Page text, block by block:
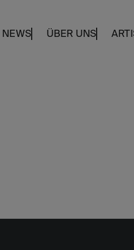
NEWS ÜBER UNS